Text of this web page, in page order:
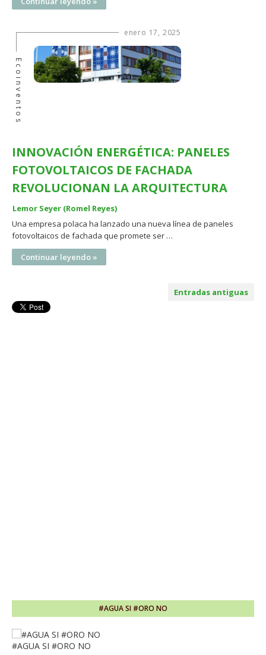
enero 17, 2025
Ecoinventos
INNOVACIÓN ENERGÉTICA: PANELES
FOTOVOLTAICOS DE FACHADA
REVOLUCIONAN LA ARQUITECTURA
Lemor Seyer (Romel Reyes)
Una empresa polaca ha lanzado una nueva línea de paneles
fotovoltaicos de fachada que promete ser …
Continuar leyendo »
Entradas antiguas
#AGUA SI #ORO NO
#AGUA SI #ORO NO